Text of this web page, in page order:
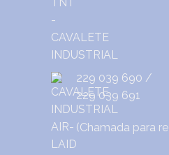
229 039 690 /
229 039 691
(Chamada para